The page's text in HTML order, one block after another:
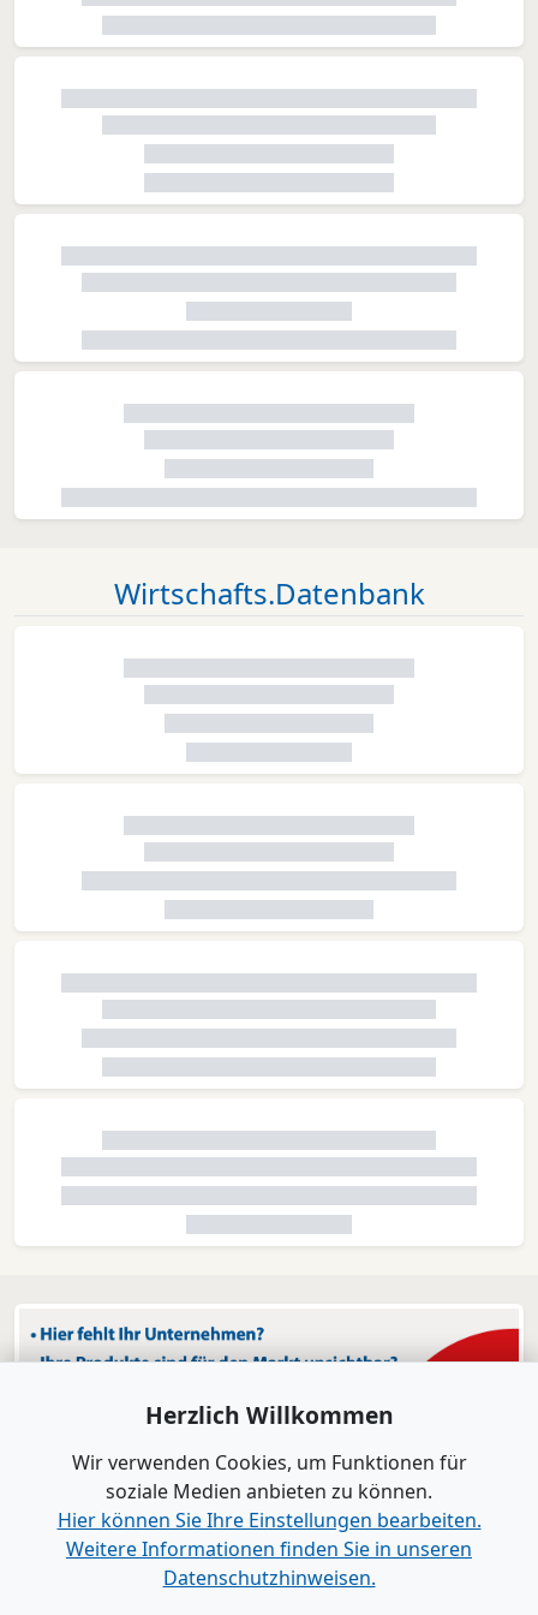
Wirtschafts.Datenbank
Herzlich Willkommen
Wir verwenden Cookies, um Funktionen für
soziale Medien anbieten zu können.
Hier können Sie Ihre Einstellungen bearbeiten.
Weitere Informationen finden Sie in unseren
Datenschutzhinweisen.